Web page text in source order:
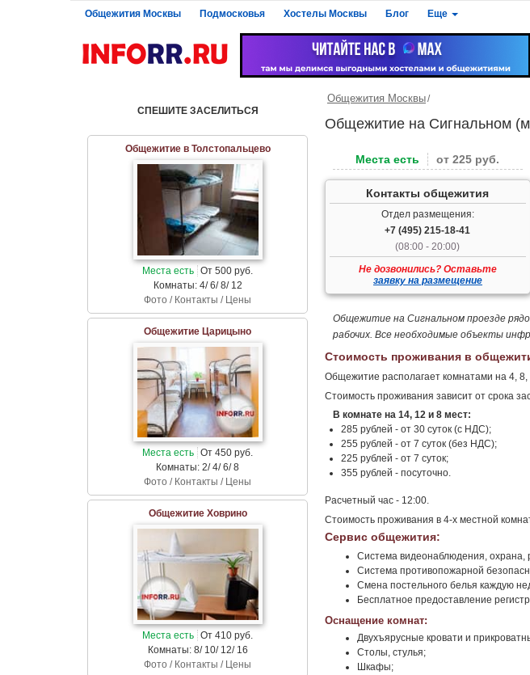
Общежития Москвы Подмосковья Хостелы Москвы Блог Еще
СПЕШИТЕ ЗАСЕЛИТЬСЯ
Общежитие в Толстопальцево
Места есть От 500 руб.
Комнаты: 4/ 6/ 8/ 12
Фото / Контакты / Цены
Общежитие Царицыно
Места есть От 450 руб.
Комнаты: 2/ 4/ 6/ 8
Фото / Контакты / Цены
Общежитие Ховрино
Места есть От 410 руб.
Комнаты: 8/ 10/ 12/ 16
Фото / Контакты / Цены
Общежития Москвы
Общежитие на Сигнальном
Места есть от 225 руб.
Контакты общежития
Отдел размещения:
+7 (495) 215-18-41
(08:00 - 20:00)
Не дозвонились? Оставьте
заявку на размещение
Общежитие на Сигнальном проезде
рабочих. Все необходимые объекты
Стоимость проживания в
Общежитие располагает комнатами на 4, 8,
Стоимость проживания зависит от срока
В комнате на 14, 12 и 8 мест:
285 рублей - от 30 суток (с НДС);
255 рублей - от 7 суток (без НДС);
225 рублей - от 7 суток;
355 рублей - посуточно.
Расчетный час - 12:00.
Стоимость проживания в 4-х местной
Сервис общежития:
Система видеонаблюдения, охрана,
Система противопожарной
Смена постельного белья каждую
Бесплатное предоставление
Оснащение комнат:
Двухъярусные кровати и
Столы, стулья;
Шкафы;